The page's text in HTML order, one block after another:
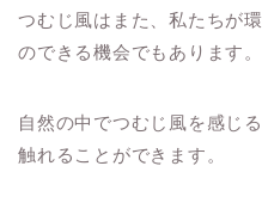
つむじ風はまた、私たちが
のできる機会でもあります。
自然の中でつむじ風を感じ
触れることができます。